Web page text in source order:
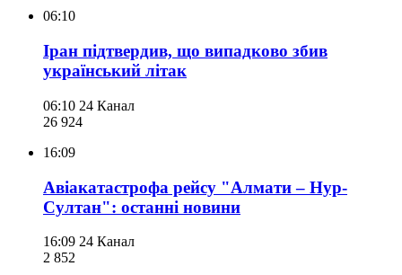
06:10
Іран підтвердив, що випадково збив
український літак
06:10 24 Канал
26 924
16:09
Авіакатастрофа рейсу "Алмати – Нур-
Султан": останні новини
16:09 24 Канал
2 852